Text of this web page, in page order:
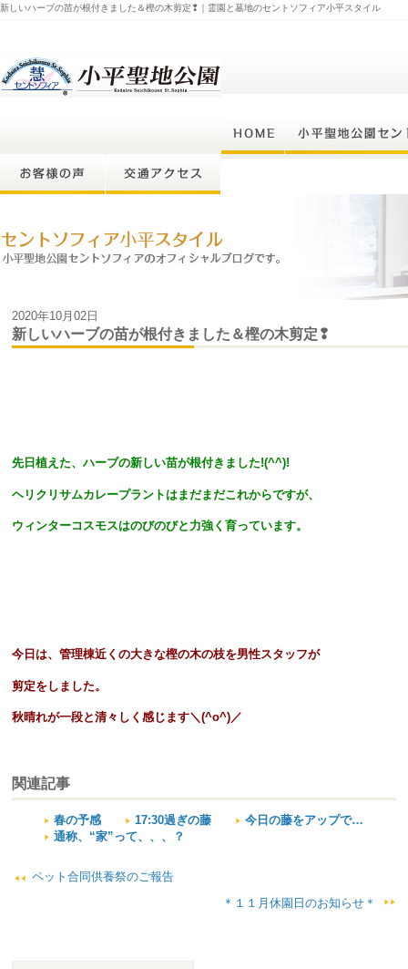
新しいハーブの苗が根付きました＆樫の木剪定❢｜霊園と墓地のセントソフィア小平スタイル
2020年10月02日
新しいハーブの苗が根付きました＆樫の木剪定❢
先日植えた、ハーブの新しい苗が根付きました!(^^)!
ヘリクリサムカレープラントはまだまだこれからですが、
ウィンターコスモスはのびのびと力強く育っています。
今日は、管理棟近くの大きな樫の木の枝を男性スタッフが
剪定をしました。
秋晴れが一段と清々しく感じます＼(^o^)／
関連記事
春の予感 17:30過ぎの藤
今日の藤をアップで…
通称、“家”って、、、？
ペット合同供養祭のご報告
＊１１月休園日のお知らせ＊